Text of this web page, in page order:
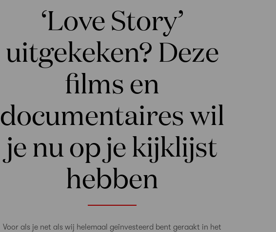
‘Love Story’
uitgekeken? Deze
films en
documentaires wil
je nu op je kijklijst
hebben
Voor als je net als wij helemaal geïnvesteerd bent geraakt in het